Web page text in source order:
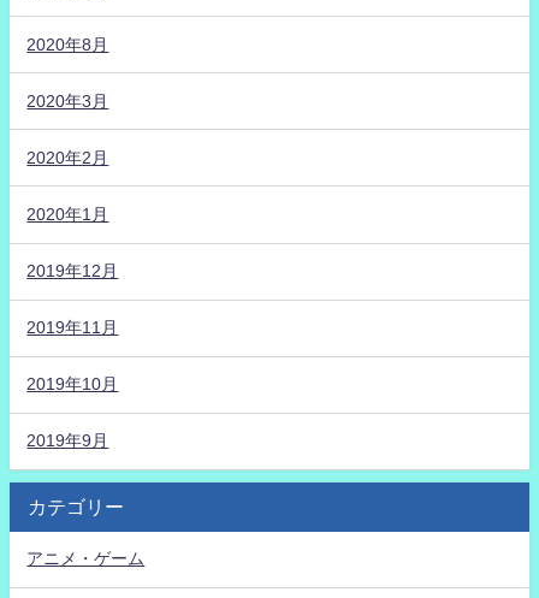
2020年8月
2020年3月
2020年2月
2020年1月
2019年12月
2019年11月
2019年10月
2019年9月
カテゴリー
アニメ・ゲーム